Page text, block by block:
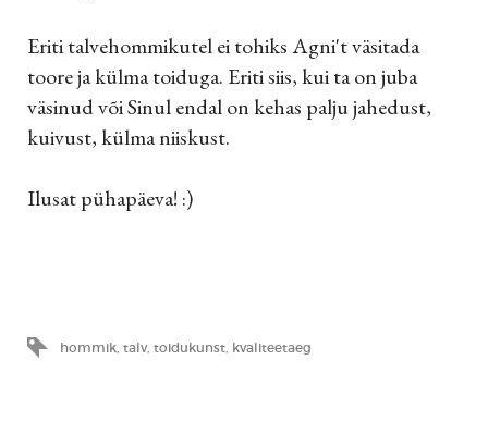
Eriti talvehommikutel ei tohiks Agni't väsitada
toore ja külma toiduga. Eriti siis, kui ta on juba
väsinud või Sinul endal on kehas palju jahedust,
kuivust, külma niiskust.
Ilusat pühapäeva! :)
hommik, talv, toidukunst, kvaliteetaeg